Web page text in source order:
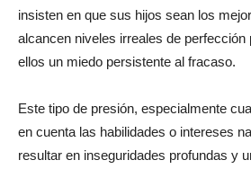
insisten en que sus hijos sean los
alcancen niveles irreales de perfección
ellos un miedo persistente al fracaso.
Este tipo de presión, especialmente
en cuenta las habilidades o intereses
resultar en inseguridades profundas y